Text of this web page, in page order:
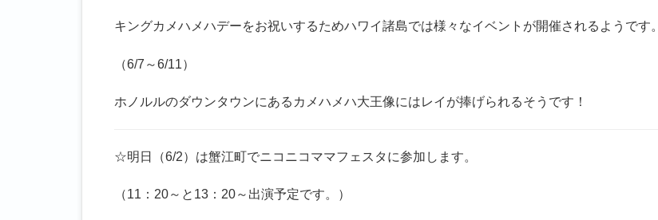
キングカメハメハデーをお祝いするためハワイ諸島では様々なイベントが開催されるようです。
（6/7～6/11）
ホノルルのダウンタウンにあるカメハメハ大王像にはレイが捧げられるそうです！
☆明日（6/2）は蟹江町でニコニコママフェスタに参加します。
（11：20～と13：20～出演予定です。）